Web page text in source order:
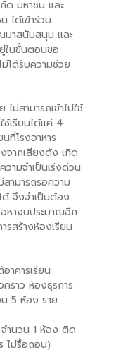
ด มหาชน และ
ได้เข้าร่วม
มาสนับสนุน และ
ในขั้นตอนขอ
ได้รับความช่วย
ม่สามารถเข้าไปใช้
ช้เรียนได้แค่ 4
ที่โรงอาหาร
จากเสียงดัง เกิด
ามจำเป็นเร่งด่วน
สามารถรอความ
จึงจำเป็นต้อง
หางบประมาณอีก
รสร้างห้องเรียน
าคารเรียน
ราว ห้องธุรการ
5 ห้อง ราย
ำนวน 1 ห้อง ติด
ไม่รื้อถอน)